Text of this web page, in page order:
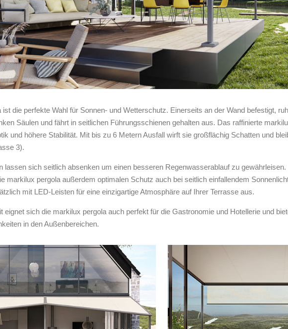
ist die perfekte Wahl für Sonnen- und Wetterschutz. Einerseits an der Wand befestigt,
Säulen und fährt in seitlichen Führungsschienen gehalten aus. Das raffinierte
und höhere Stabilität. Mit bis zu 6 Metern Ausfall wirft sie großflächig Schatten und
3).
lassen sich seitlich absenken um einen besseren Regenwasserablauf zu
markilux pergola außerdem optimalen Schutz auch bei seitlich einfallendem
mit LED-Leisten für eine einzigartige Atmosphäre auf Ihrer Terrasse aus.
eignet sich die markilux pergola auch perfekt für die Gastronomie und Hotellerie und
in den Außenbereichen.